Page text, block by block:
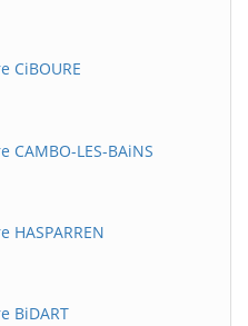
CiBOURE
LES-BAiNS
BiDART